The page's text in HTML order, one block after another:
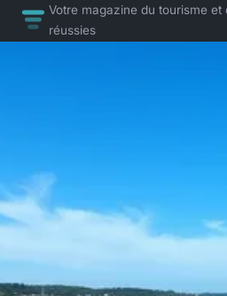
Votre magazine du tourisme
réussies